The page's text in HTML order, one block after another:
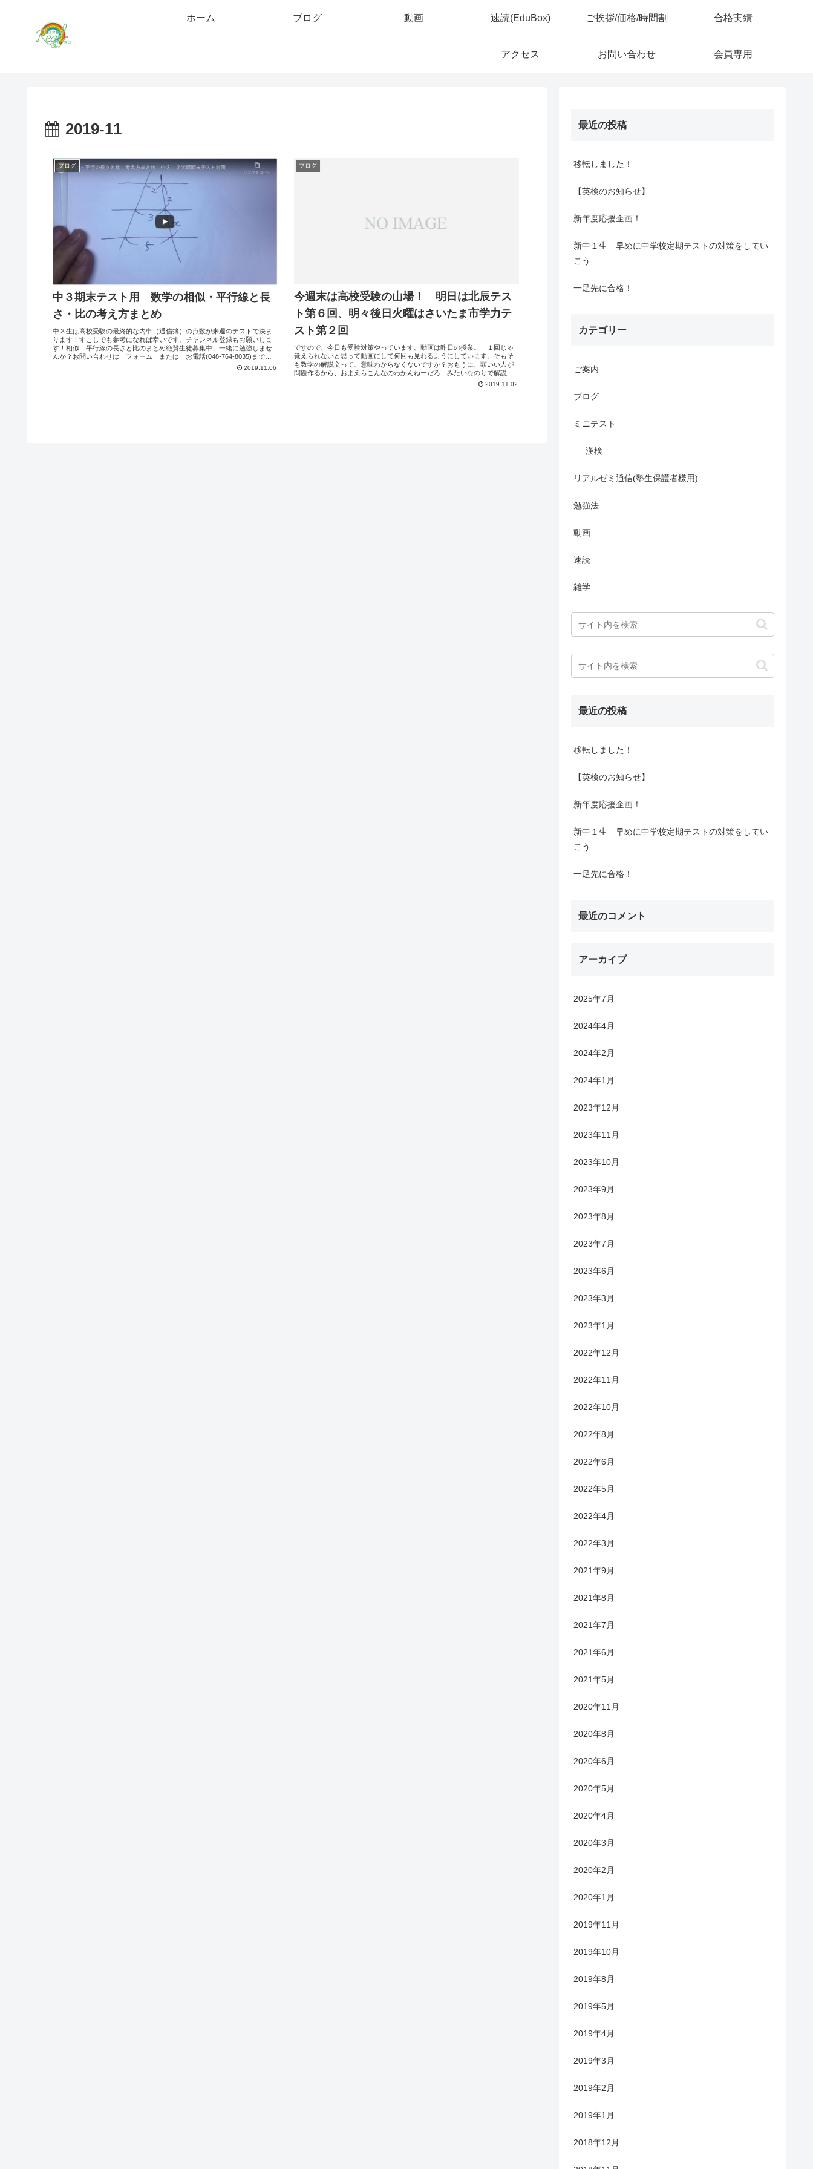
ホーム ブログ 動画 速読(EduBox) ご挨拶/価格/時間割 合格実績
アクセス お問い合わせ 会員専用
2019-11
ブログ
中３期末テスト用 数学の相似・平行線と長
さ・比の考え方まとめ
中３生は高校受験の最終的な内申（通信簿）の点数が来週のテストで決ま
ります！すこしでも参考になれば幸いです。チャンネル登録もお願いしま
す！相似 平行線の長さと比のまとめ絶賛生徒募集中、一緒に勉強しませ
んか？お問い合わせは フォーム または お電話(048-764-8035)まで、
2019.11.06
ブログ
今週末は高校受験の山場！ 明日は北辰テス
ト第６回、明々後日火曜はさいたま市学力テ
スト第２回
ですので、今日も受験対策やっています。動画は昨日の授業。 １回じゃ
覚えられないと思って動画にして何回も見れるようにしています。そもそ
も数学の解説文って、意味わからなくないですか？おもうに、頭いい人が
問題作るから、おまえらこんなのわかんねーだろ みたいなのりで解説も
書いてると思うんですよね。そこを僕はなるだけ噛み砕いて、なるだけ早
2019.11.02
最近の投稿
移転しました！
【英検のお知らせ】
新年度応援企画！
新中１生 早めに中学校定期テストの対策をしてい
こう
一足先に合格！
カテゴリー
ご案内
ブログ
ミニテスト
漢検
リアルゼミ通信(塾生保護者様用)
勉強法
動画
速読
雑学
最近の投稿
移転しました！
【英検のお知らせ】
新年度応援企画！
新中１生 早めに中学校定期テストの対策をしてい
こう
一足先に合格！
最近のコメント
アーカイブ
2025年7月
2024年4月
2024年2月
2024年1月
2023年12月
2023年11月
2023年10月
2023年9月
2023年8月
2023年7月
2023年6月
2023年3月
2023年1月
2022年12月
2022年11月
2022年10月
2022年8月
2022年6月
2022年5月
2022年4月
2022年3月
2021年9月
2021年8月
2021年7月
2021年6月
2021年5月
2020年11月
2020年8月
2020年6月
2020年5月
2020年4月
2020年3月
2020年2月
2020年1月
2019年11月
2019年10月
2019年8月
2019年5月
2019年4月
2019年3月
2019年2月
2019年1月
2018年12月